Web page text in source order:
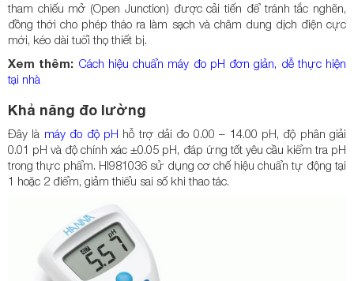
tham chiếu mở (Open Junction) được cải tiến để tránh tắc nghẽn,
đồng thời cho phép tháo ra làm sạch và châm dung dịch điện cực
mới, kéo dài tuổi thọ thiết bị.
Xem thêm: Cách hiệu chuẩn máy đo pH đơn giản, dễ thực hiện
tại nhà
Khả năng đo lường
Đây là máy đo độ pH hỗ trợ dải đo 0.00 – 14.00 pH, độ phân giải
0.01 pH và độ chính xác ±0.05 pH, đáp ứng tốt yêu cầu kiểm tra pH
trong thực phẩm. HI981036 sử dụng cơ chế hiệu chuẩn tự động tại
1 hoặc 2 điểm, giảm thiểu sai số khi thao tác.